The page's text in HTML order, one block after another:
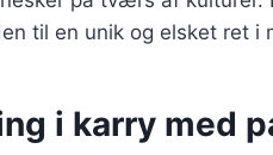
til en unik og elsket ret i
i karry med